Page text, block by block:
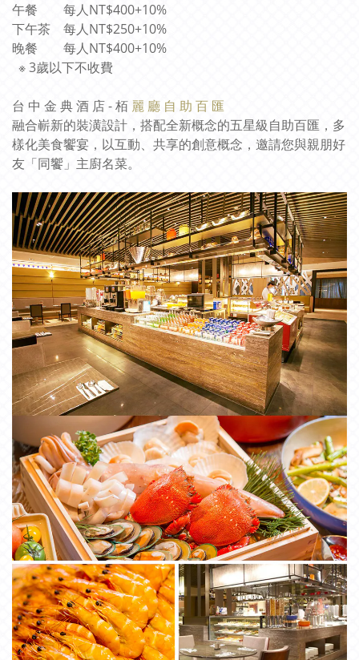
午餐
每人NT$400+10%
下午茶
每人NT$250+10%
晚餐
每人NT$400+10%
※ 3歲以下不收費
台 中 金 典酒 店-栢 麗 廳 自 助 百 匯
融合嶄新的裝潢設計，搭配全新概念的五星級自助百匯，多
樣化美食饗宴，以互動、共享的創意概念，邀請您與親朋好
友「同饗」主廚名菜。